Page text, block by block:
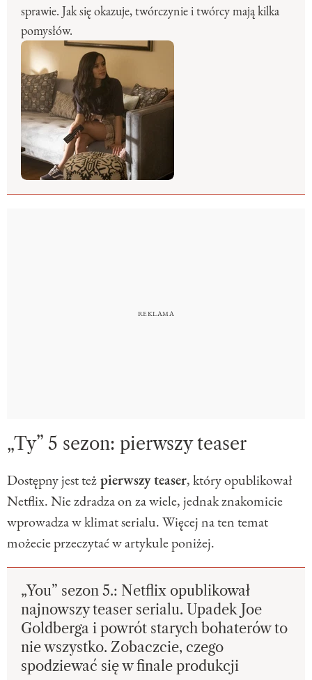
sprawie. Jak się okazuje, twórczynie i twórcy mają kilka
pomysłów.
„Ty” 5 sezon: pierwszy teaser
Dostępny jest teżpierwszy teaser, który opublikował
Netflix. Nie zdradza on za wiele, jednak znakomicie
wprowadza w klimat serialu. Więcej na ten temat
możecie przeczytać w artykule poniżej.
„You” sezon 5.: Netflix opublikował
najnowszy teaser serialu. Upadek Joe
Goldberga i powrót starych bohaterów to
nie wszystko. Zobaczcie, czego
spodziewać się w finale produkcji